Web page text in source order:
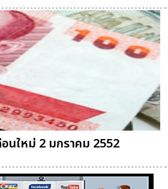
นใหม่ 2 มกราคม 2552